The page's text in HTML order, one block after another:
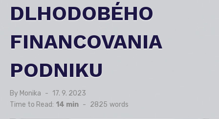
DLHODOBÉHO
FINANCOVANIA
PODNIKU
By Monika
Posted
on
17. 9. 2023
Time to Read: 14 min - 2825 words